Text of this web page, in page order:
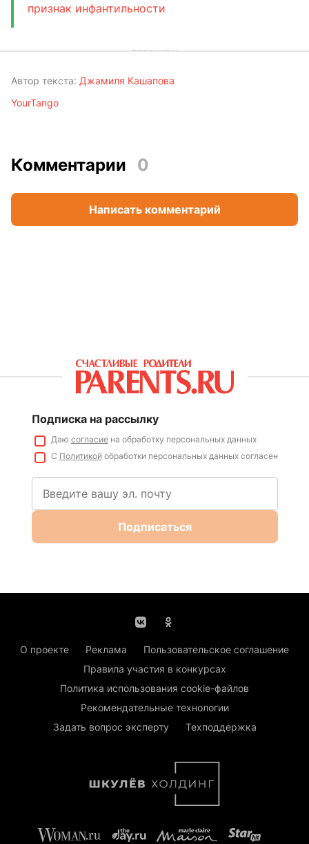
признак инфантильности
Автор текста: Джамиля Кашапова
YourTango
Комментарии 0
Написать комментарий
Подписка на рассылку
Даю согласиена обработку персональных данных
С Политикойобработки персональных данных согласен
Подписаться
О проекте Реклама
Пользовательское соглашение
Правила участия в конкурсах
Политика использования cookie-файлов
Рекомендательные технологии
Задать вопрос эксперту
Техподдержка